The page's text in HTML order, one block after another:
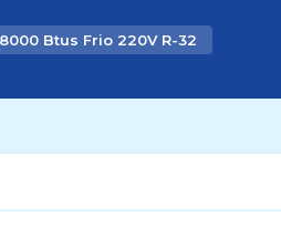
Btus Frio 220V R-32